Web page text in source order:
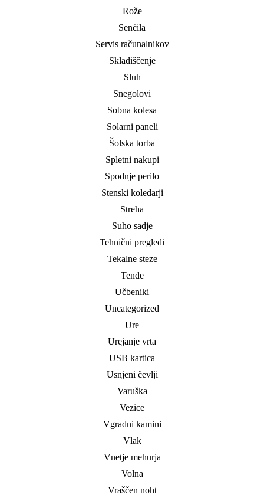
Rože
Senčila
Servis računalnikov
Skladiščenje
Sluh
Snegolovi
Sobna kolesa
Solarni paneli
Šolska torba
Spletni nakupi
Spodnje perilo
Stenski koledarji
Streha
Suho sadje
Tehnični pregledi
Tekalne steze
Tende
Učbeniki
Uncategorized
Ure
Urejanje vrta
USB kartica
Usnjeni čevlji
Varuška
Vezice
Vgradni kamini
Vlak
Vnetje mehurja
Volna
Vraščen noht